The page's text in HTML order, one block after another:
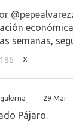
económica
semanas,
186 X
· 29 Mar
Pájaro.